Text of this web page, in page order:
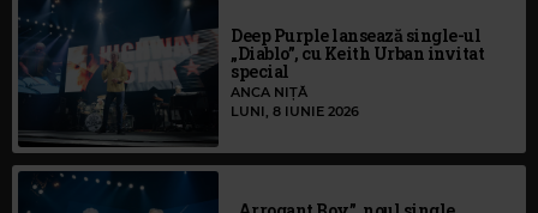
Deep Purple lansează single-ul
„Diablo”, cu Keith Urban invitat
special
ANCA NIȚĂ
LUNI, 8 IUNIE 2026